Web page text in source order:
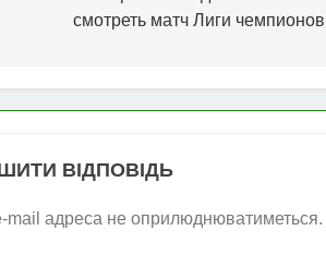
смотреть матч Лиги чемпионов
ВІДПОВІДЬ
mail адреса не оприлюднюватиметься.